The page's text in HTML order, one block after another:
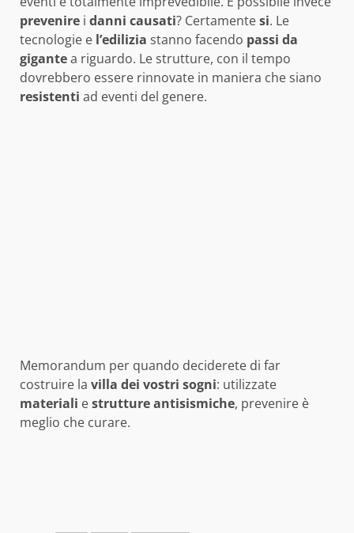
prevenire i danni causati? Certamentesi. Le
tecnologie e l’edilizia stanno facendo passi da
gigantea riguardo. Le strutture, con il tempo
dovrebbero essere rinnovate in maniera che siano
resistenti ad eventi del genere.
Memorandum per quando deciderete di far
costruire la villa dei vostri sogni: utilizzate
materiali estruttureantisismiche, prevenire è
meglio che curare.